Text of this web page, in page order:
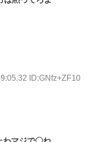
ID:GNfz+ZF10